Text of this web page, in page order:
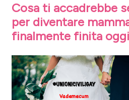
Cosa ti accadrebbe
per diventare
finalmente finita